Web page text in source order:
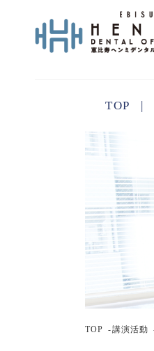
TOP
TOP 講演活動